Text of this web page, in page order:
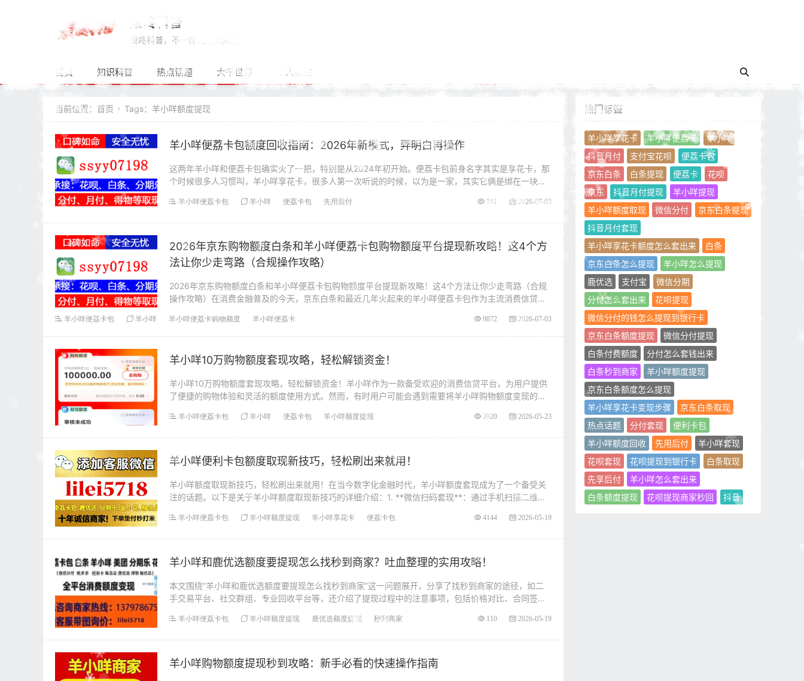
景咚科普
景咚科普，不一样的博客网站
首页 知识科普 热点话题 大千世界 个人关注
当前位置： 首页  Tags：羊小咩额度提现
羊小咩便荔卡包额度回收指南：2026年新模式，弄明白再操作
这两年羊小咩和便荔卡包确实火了一把，特别是从2024年初开始。便荔卡包前身名字其实是享花卡，那
个时候很多人习惯叫，羊小咩享花卡，很多人第一次听说的时候，以为是一家，其实它俩是绑在一块儿
羊小咩便荔卡包 羊小咩 便荔卡包 先用后付 191 2026-07-03
2026年京东购物额度白条和羊小咩便荔卡包购物额度平台提现新攻略！这4个方
法让你少走弯路（合规操作攻略）
2026年京东购物额度白条和羊小咩便荔卡包购物额度平台提现新攻略！这4个方法让你少走弯路（合规
操作攻略）在消费金融普及的今天，京东白条和最近几年火起来的羊小咩便荔卡包作为主流消费信贷工
羊小咩便荔卡包 羊小咩 羊小咩便荔卡购物额度 羊小咩便荔卡 9872 2026-07-03
羊小咩10万购物额度套现攻略，轻松解锁资金！
羊小咩10万购物额度套现攻略，轻松解锁资金！羊小咩作为一款备受欢迎的消费信贷平台，为用户提供
了便捷的购物体验和灵活的额度使用方式。然而，有时用户可能会遇到需要将羊小咩购物额度变现的情
羊小咩便荔卡包 羊小咩 便荔卡包 羊小咩额度提现 3920 2026-05-23
羊小咩便利卡包额度取现新技巧，轻松刷出来就用！
羊小咩额度取现新技巧，轻松刷出来就用！在当今数字化金融时代，羊小咩额度套现成为了一个备受关
注的话题。以下是关于羊小咩额度取现新技巧的详细介绍：1. **微信扫码套现**：通过手机扫描二维码
羊小咩便荔卡包 羊小咩额度提现 羊小咩享花卡 便荔卡包 4144 2026-05-19
羊小咩和鹿优选额度要提现怎么找秒到商家？吐血整理的实用攻略！
本文围绕“羊小咩和鹿优选额度要提现怎么找秒到商家”这一问题展开，分享了找秒到商家的途径，如二
手交易平台、社交群组、专业回收平台等，还介绍了提现过程中的注意事项，包括价格对比、合同签订
羊小咩便荔卡包 羊小咩额度提现 鹿优选额度提现 秒到商家 110 2026-05-19
羊小咩购物额度提现秒到攻略：新手必看的快速操作指南
热门标签
羊小咩享花卡 羊小咩便荔卡
羊小咩
抖音月付
支付宝花呗
便荔卡包
京东白条
白条提现 便荔卡
花呗
京东
抖音月付提现
羊小咩提现
羊小咩额度取现
微信分付
京东白条提现
抖音月付套现
羊小咩享花卡额度怎么套出来
白条
京东白条怎么提现
羊小咩怎么提现
鹿优选
支付宝
微信分期
分付怎么套出来
花呗提现
微信分付的钱怎么提现到银行卡
京东白条额度提现
微信分付提现
白条付费额度
分付怎么套钱出来
白条秒到商家
羊小咩额度提现
京东白条额度怎么提现
羊小咩享花卡变现步骤
京东白条取现
热点话题
分付套现
便利卡包
羊小咩额度回收
先用后付
羊小咩套现
花呗套现
花呗提现到银行卡
白条取现
先享后付
羊小咩怎么套出来
白条额度提现
花呗提现商家秒回 抖音